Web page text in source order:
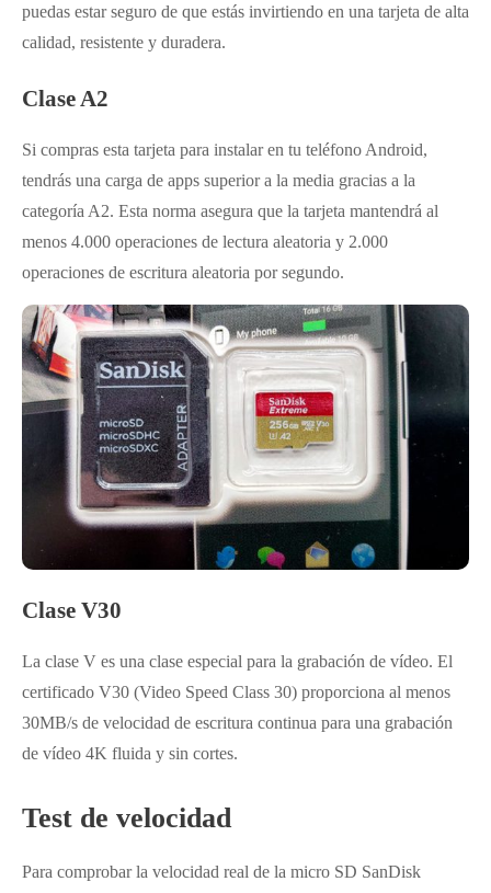
puedas estar seguro de que estás invirtiendo en una tarjeta de alta
calidad, resistente y duradera.
Clase A2
Si compras esta tarjeta para instalar en tu teléfono Android,
tendrás una carga de apps superior a la media gracias a la
categoría A2. Esta norma asegura que la tarjeta mantendrá al
menos 4.000 operaciones de lectura aleatoria y 2.000
operaciones de escritura aleatoria por segundo.
Clase V30
La clase V es una clase especial para la grabación de vídeo. El
certificado V30 (Video Speed Class 30) proporciona al menos
30MB/s de velocidad de escritura continua para una grabación
de vídeo 4K fluida y sin cortes.
Test de velocidad
Para comprobar la velocidad real de la micro SD SanDisk